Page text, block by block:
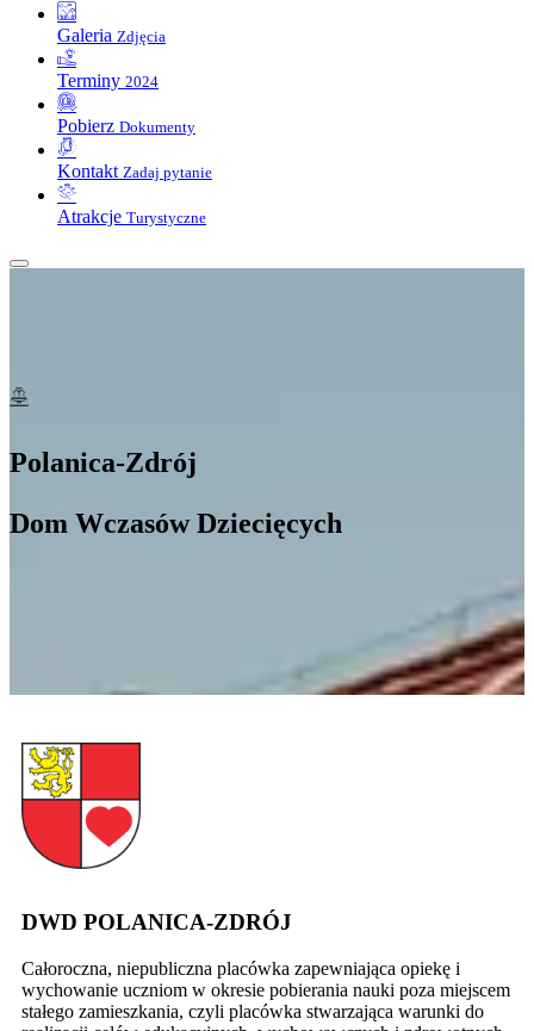
Galeria Zdjęcia
Terminy 2024
Pobierz Dokumenty
Kontakt Zadaj pytanie
Atrakcje Turystyczne
Polanica-Zdrój
Dom Wczasów Dziecięcych
DWD POLANICA-ZDRÓJ
Całoroczna, niepubliczna placówka zapewniająca opiekę i
wychowanie uczniom w okresie pobierania nauki poza miejscem
stałego zamieszkania, czyli placówka stwarzająca warunki do